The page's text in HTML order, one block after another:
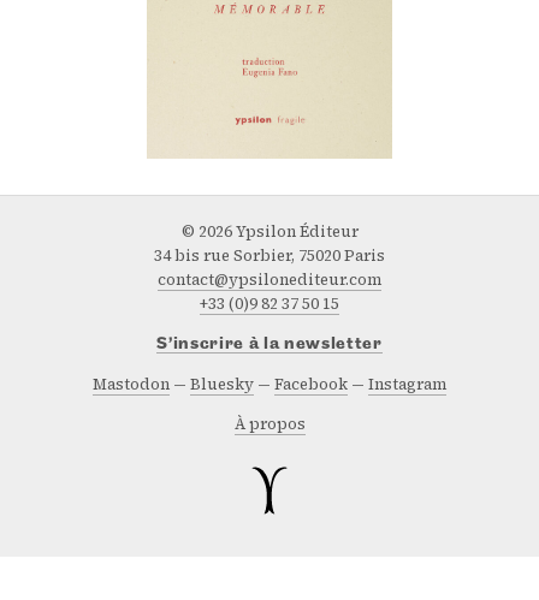
© 2026 Ypsilon Éditeur
34 bis rue Sorbier, 75020 Paris
contact@ypsilonediteur.com
+33 (0)9 82 37 50 15
S’inscrire à la newsletter
Mastodon Bluesky Facebook
Instagram
À propos